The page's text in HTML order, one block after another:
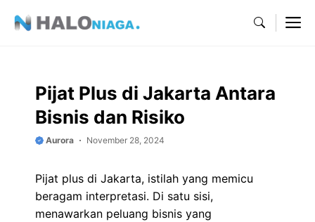
Pijat Plus di Jakarta Antara
Bisnis dan Risiko
Aurora November 28, 2024
Pijat plus di Jakarta, istilah yang memicu
beragam interpretasi. Di satu sisi,
menawarkan peluang bisnis yang